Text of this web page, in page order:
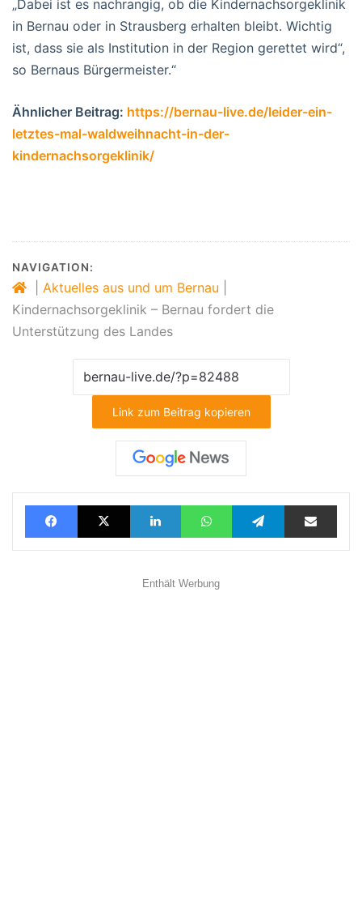
„Dabei ist es nachrangig, ob die Kindernachsorgeklinik
in Bernau oder in Strausberg erhalten bleibt. Wichtig
ist, dass sie als Institution in der Region gerettet wird“,
so Bernaus Bürgermeister.“
Ähnlicher Beitrag: https://bernau-live.de/leider-ein-
letztes-mal-waldweihnacht-in-der-
kindernachsorgeklinik/
NAVIGATION:
Aktuelles aus und um Bernau
Kindernachsorgeklinik – Bernau fordert die
Unterstützung des Landes
Link zum Beitrag kopieren
FacebookX LinkedInWhatsAppTelegramTeilen via E-Mail
Enthält Werbung